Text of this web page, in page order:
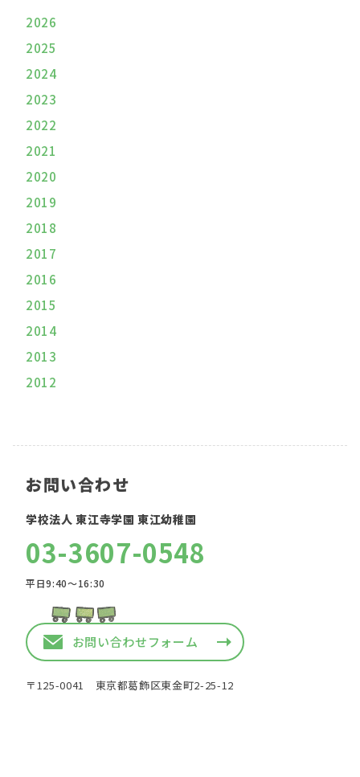
2026
2025
2024
2023
2022
2021
2020
2019
2018
2017
2016
2015
2014
2013
2012
お問い合わせ
学校法人 東江寺学園 東江幼稚園
03-3607-0548
平日9:40〜16:30
お問い合わせフォーム
〒125-0041 東京都葛飾区東金町2-25-12